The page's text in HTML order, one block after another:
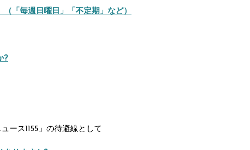
「毎週日曜日」「不定期」など）
?
ース1155」の待避線として